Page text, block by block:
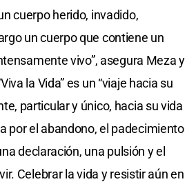
cuerpo herido, invadido,
un cuerpo que contiene un
vivo”, asegura Meza y
la Vida” es un “viaje hacia su
particular y único, hacia su vida
por el abandono, el padecimiento
declaración, una pulsión y el
Celebrar la vida y resistir aún en